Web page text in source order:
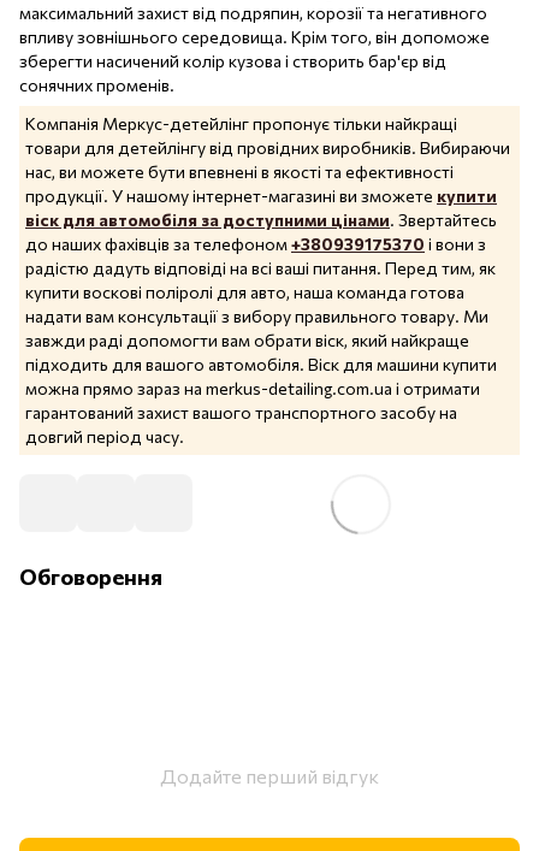
максимальний захист від подряпин, корозії та негативного
впливу зовнішнього середовища. Крім того, він допоможе
зберегти насичений колір кузова і створить бар'єр від
сонячних променів.
Компанія Меркус-детейлінг пропонує тільки найкращі
товари для детейлінгу від провідних виробників. Вибираючи
нас, ви можете бути впевнені в якості та ефективності
продукції. У нашому інтернет-магазині ви зможете купити
віск для автомобіля за доступними цінами. Звертайтесь
до наших фахівців за телефоном+380939175370 і вони з
радістю дадуть відповіді на всі ваші питання. Перед тим, як
купити воскові поліролі для авто, наша команда готова
надати вам консультації з вибору правильного товару. Ми
завжди раді допомогти вам обрати віск, який найкраще
підходить для вашого автомобіля. Віск для машини купити
можна прямо зараз на merkus-detailing.com.ua і отримати
гарантований захист вашого транспортного засобу на
довгий період часу.
Обговорення
Додайте перший відгук